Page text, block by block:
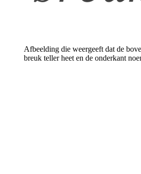
Afbeelding die weergeeft dat de
breuk teller heet en de onderkant